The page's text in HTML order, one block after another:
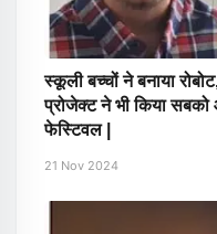
स्कूली बच्चों ने बनाया
प्रोजेक्ट ने भी किया
फेस्टिवल |
21 Nov 2024